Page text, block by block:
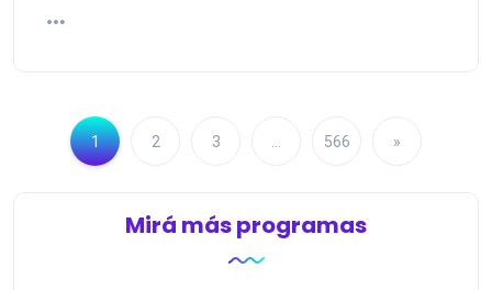
1 2 3 566 »
Mirá más programas